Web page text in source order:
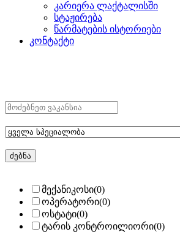
კარიერა ლაქტალისში
სტაჟირება
წარმატების ისტორიები
კონტაქტი
მექანიკოსი(0)
ოპერატორი(0)
ოსტატი(0)
ტარის კონტროილიორი(0)